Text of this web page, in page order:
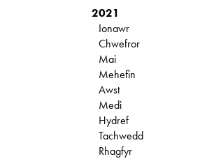
2021
Ionawr
Chwefror
Mai
Mehefin
Awst
Medi
Hydref
Tachwedd
Rhagfyr